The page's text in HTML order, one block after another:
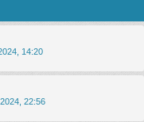
14:20
22:56